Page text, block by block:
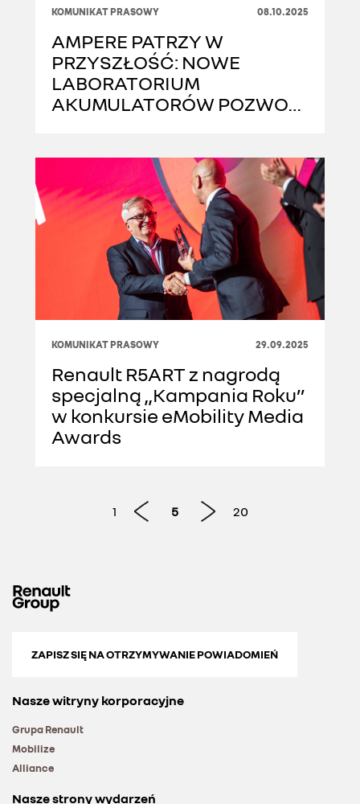
KOMUNIKAT PRASOWY 08.10.2025
AMPERE PATRZY W
PRZYSZŁOŚĆ: NOWE
LABORATORIUM
AKUMULATORÓW POZWOLI
TECHNOLOGIE
KOMUNIKAT PRASOWY 29.09.2025
Renault R5ART z nagrodą
specjalną „Kampania Roku”
w konkursie eMobility Media
Awards
1 5 20
ZAPISZ SIĘ NA OTRZYMYWANIE POWIADOMIEŃ
Nasze witryny korporacyjne
Grupa Renault
Mobilize
Alliance
Nasze strony wydarzeń